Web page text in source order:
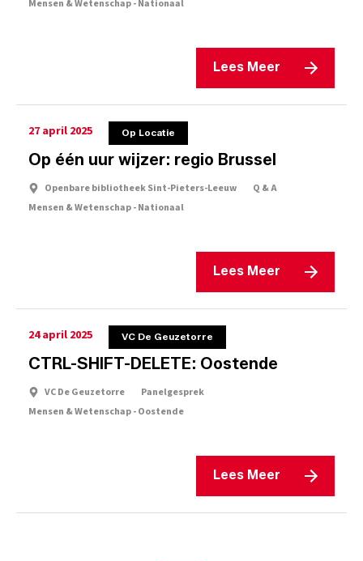
Mensen & Wetenschap - Nationaal
Lees Meer
27 april 2025 Op Locatie
Op één uur wijzer: regio Brussel
Openbare bibliotheek Sint-Pieters-Leeuw
Q & A
Mensen & Wetenschap - Nationaal
Lees Meer
24 april 2025 VC De Geuzetorre
CTRL-SHIFT-DELETE: Oostende
VC De Geuzetorre
Panelgesprek
Mensen & Wetenschap - Oostende
Lees Meer